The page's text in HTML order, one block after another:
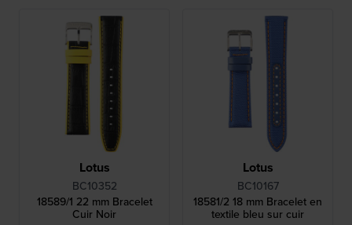
Lotus
BC10352
18589/1 22 mm Bracelet
Cuir Noir
Lotus
BC10167
18581/2 18 mm Bracelet en
textile bleu sur cuir